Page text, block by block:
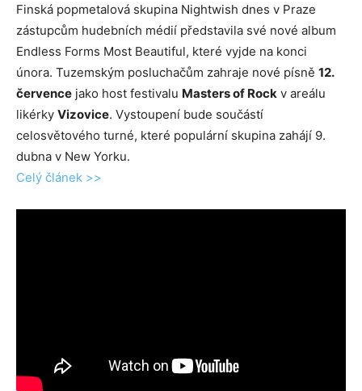
Finská popmetalová skupina Nightwish dnes v Praze
zástupcům hudebních médií představila své nové album
Endless Forms Most Beautiful, které vyjde na konci
února. Tuzemským posluchačům zahraje nové písně 12.
července jako host festivalu Masters of Rock v areálu
likérky Vizovice. Vystoupení bude součástí
celosvětového turné, které populární skupina zahájí 9.
dubna v New Yorku.
Celý článek >>